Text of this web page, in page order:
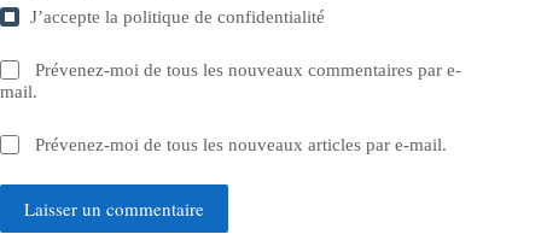
J’accepte lapolitique de confidentialité
Prévenez-moi de tous les nouveaux commentaires par e-
mail.
Prévenez-moi de tous les nouveaux articles par e-mail.
Laisser un commentaire